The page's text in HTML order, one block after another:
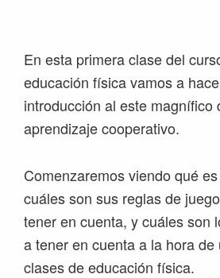
navegación
principal
contenido
principal
barra
lateral
principal
página
En esta primera clase del
educación física vamos a
introducción al este magnífico
aprendizaje cooperativo.
Comenzaremos viendo qué
cuáles son sus reglas de
tener en cuenta, y cuáles son
a tener en cuenta a la hora
clases de educación física.